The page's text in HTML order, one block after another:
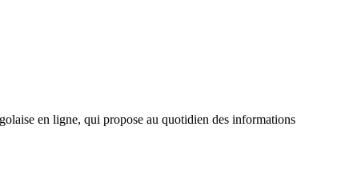
en ligne, qui propose au quotidien des informations